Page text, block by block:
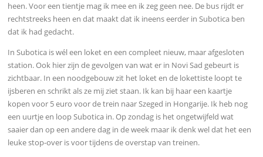
heen. Voor een tientje mag ik mee en ik zeg geen nee. De bus rijdt er
rechtstreeks heen en dat maakt dat ik ineens eerder in Subotica ben
dat ik had gedacht.
In Subotica is wél een loket en een compleet nieuw, maar afgesloten
station. Ook hier zijn de gevolgen van wat er in Novi Sad gebeurt is
zichtbaar. In een noodgebouw zit het loket en de lokettiste loopt te
ijsberen en schrikt als ze mij ziet staan. Ik kan bij haar een kaartje
kopen voor 5 euro voor de trein naar Szeged in Hongarije. Ik heb nog
een uurtje en loop Subotica in. Op zondag is het ongetwijfeld wat
saaier dan op een andere dag in de week maar ik denk wel dat het een
leuke stop-over is voor tijdens de overstap van treinen.